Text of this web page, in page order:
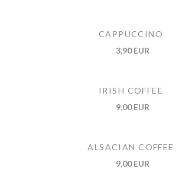
CAPPUCCINO
3,90 EUR
IRISH COFFEE
9,00 EUR
ALSACIAN COFFEE
9,00 EUR